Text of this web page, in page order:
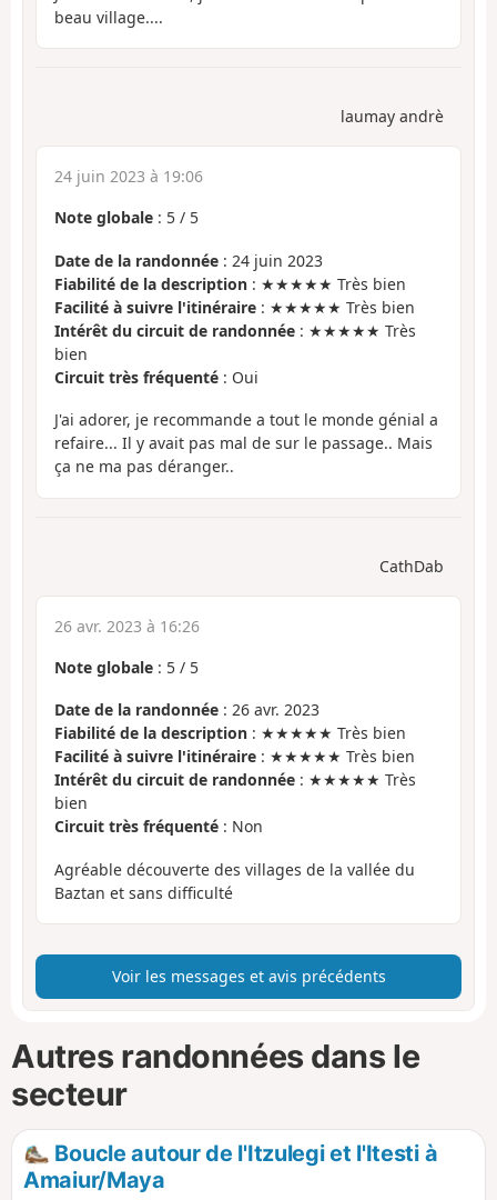
beau village....
laumay andrè
24 juin 2023 à 19:06
Note globale : 5 / 5
Date de la randonnée : 24 juin 2023
Fiabilité de la description : ★★★★★ Très bien
Facilité à suivre l'itinéraire : ★★★★★ Très bien
Intérêt du circuit de randonnée : ★★★★★ Très
bien
Circuit très fréquenté : Oui
J'ai adorer, je recommande a tout le monde génial a
refaire... Il y avait pas mal de sur le passage.. Mais
ça ne ma pas déranger..
CathDab
26 avr. 2023 à 16:26
Note globale : 5 / 5
Date de la randonnée : 26 avr. 2023
Fiabilité de la description : ★★★★★ Très bien
Facilité à suivre l'itinéraire : ★★★★★ Très bien
Intérêt du circuit de randonnée : ★★★★★ Très
bien
Circuit très fréquenté : Non
Agréable découverte des villages de la vallée du
Baztan et sans difficulté
Voir les messages et avis précédents
Autres randonnées dans le
secteur
Boucle autour de l'Itzulegi et l'Itesti à
Amaiur/Maya